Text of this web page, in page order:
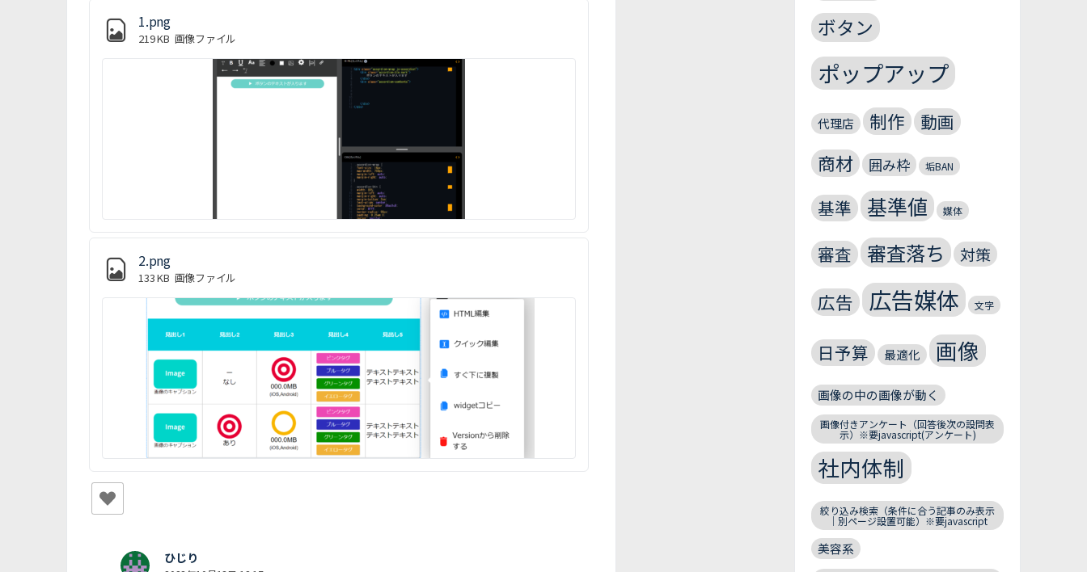
1.png
219 KB 画像ファイル
2.png
133 KB 画像ファイル
ひじり
ボタン
ポップアップ
代理店 制作 動画
商材 囲み枠 垢BAN
基準 基準値 媒体
審査 審査落ち 対策
広告 広告媒体 文字
日予算 最適化 画像
画像の中の画像が動く
画像付きアンケート（回答後次の設問表
示）※要javascript(アンケート)
社内体制
絞り込み検索（条件に合う記事のみ表示
｜別ページ設置可能）※要javascript
美容系